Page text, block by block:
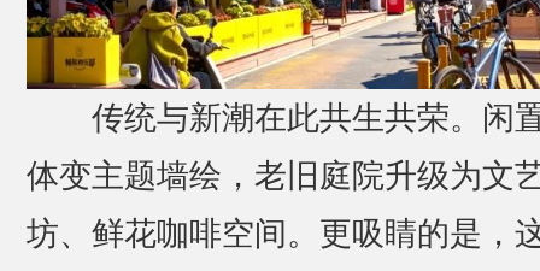
传统与新潮在此共生共荣。闲
体变主题墙绘，老旧庭院升级为文
坊、鲜花咖啡空间。更吸睛的是，